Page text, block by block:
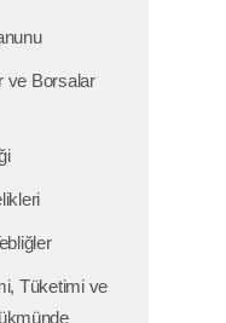
ve Borsalar
Tüketimi ve